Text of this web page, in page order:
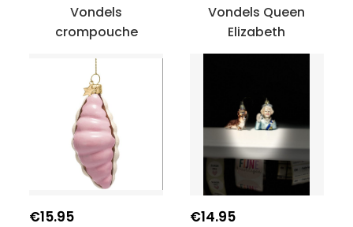
Vondels
crompouche
€15.95
Vondels Queen
Elizabeth
€14.95